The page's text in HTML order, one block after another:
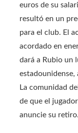
euros de su
resultó en un
para el club. El
acordado en
dará a Rubio un
estadounidense,
La comunidad
de que el
anuncie su retiro.